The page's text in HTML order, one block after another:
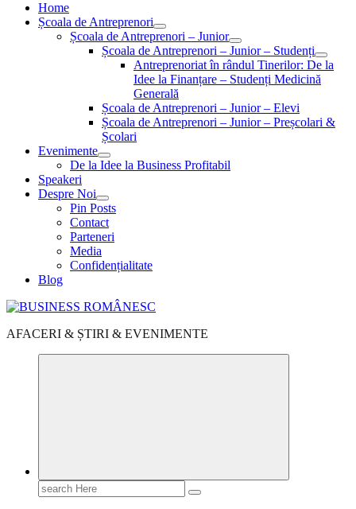
Home
Școala de Antreprenori
Școala de Antreprenori – Junior
Școala de Antreprenori – Junior – Studenți
Antreprenoriat în rândul Tinerilor: De la
Idee la Finanțare – Studenți Medicină
Generală
Școala de Antreprenori – Junior – Elevi
Școala de Antreprenori – Junior – Preșcolari &
Școlari
Evenimente
De la Idee la Business Profitabil
Speakeri
Despre Noi
Pin Posts
Contact
Parteneri
Media
Confidențialitate
Blog
AFACERI & ȘTIRI & EVENIMENTE
Search
for: